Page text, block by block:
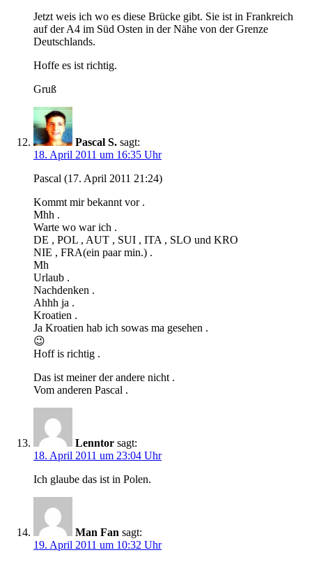
Jetzt weis ich wo es diese Brücke gibt. Sie ist in Frankreich
auf der A4 im Süd Osten in der Nähe von der Grenze
Deutschlands.
Hoffe es ist richtig.
Gruß
Pascal S. sagt:
18. April 2011 um 16:35 Uhr
Pascal (17. April 2011 21:24)
Kommt mir bekannt vor .
Mhh .
Warte wo war ich .
DE , POL , AUT , SUI , ITA , SLO und KRO
NIE , FRA(ein paar min.) .
Mh
Urlaub .
Nachdenken .
Ahhh ja .
Kroatien .
Ja Kroatien hab ich sowas ma gesehen .
😉
Hoff is richtig .
Das ist meiner der andere nicht .
Vom anderen Pascal .
Lenntor sagt:
18. April 2011 um 23:04 Uhr
Ich glaube das ist in Polen.
Man Fan sagt:
19. April 2011 um 10:32 Uhr